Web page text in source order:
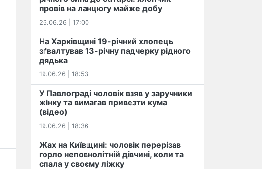
провів на ланцюгу майже добу
26.06.26 | 17:00
На Харківщині 19-річний хлопець​
️зґвалтував 13-річну падчерку рідного
дядька
19.06.26 | 18:53
У Павлограді чоловік взяв у заручники
жінку та вимагав привезти кума
(відео)
19.06.26 | 18:36
Жах на Київщині: чоловік перерізав
горло неповнолітній дівчині, коли та
спала у своєму ліжку